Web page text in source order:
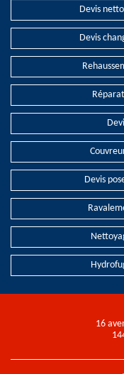
Devis
Devis
Devis
16